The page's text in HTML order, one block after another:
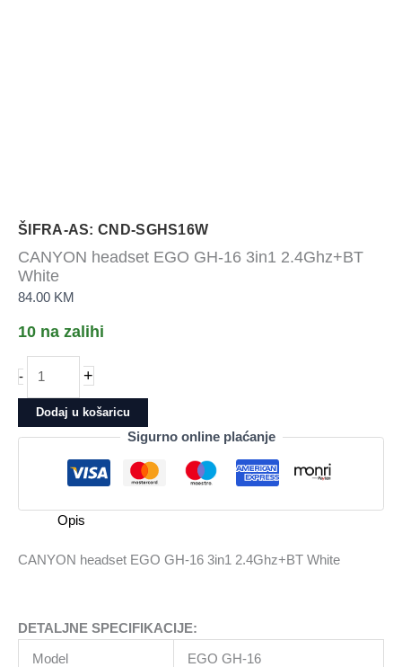
ŠIFRA-AS: CND-SGHS16W
CANYON headset EGO GH-16 3in1 2.4Ghz+BT
White
84.00 KM
10 na zalihi
-
CANYON
headset
EGO
GH-
2.4Ghz+BT
White
količina
+
Dodaj u košaricu
Sigurno online plaćanje
Opis
CANYON headset EGO GH-16 3in1 2.4Ghz+BT White
DETALJNE SPECIFIKACIJE:
Model EGO GH-16